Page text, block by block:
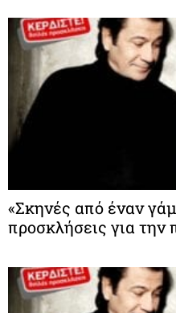
«Σκηνές από έναν
προσκλήσεις για την